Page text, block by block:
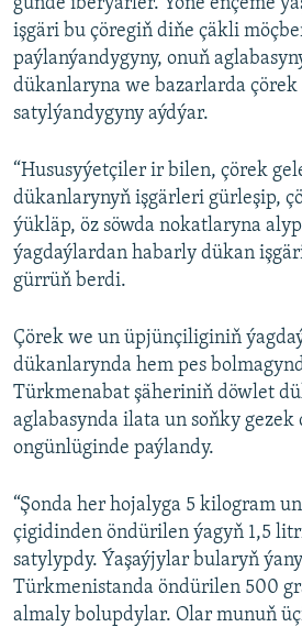
işgäri bu çöregiň diňe çäkli
paýlanýandygyny, onuň
dükanlaryna we bazarlarda çörek
satylýandygyny aýdýar.
“Hususyýetçiler ir bilen, çörek
dükanlarynyň işgärleri gürleşip,
ýükläp, öz söwda nokatlaryna
ýagdaýlardan habarly dükan
gürrüň berdi.
Çörek we un üpjünçiliginiň
dükanlarynda hem pes
Türkmenabat şäheriniň döwlet
aglabasynda ilata un soňky
ongünlüginde paýlandy.
“Şonda her hojalyga 5 kilogram
çigidinden öndürilen ýagyň 1,5
satylypdy. Ýaşaýjylar bularyň
Türkmenistanda öndürilen 500
almaly bolupdylar. Olar munuň